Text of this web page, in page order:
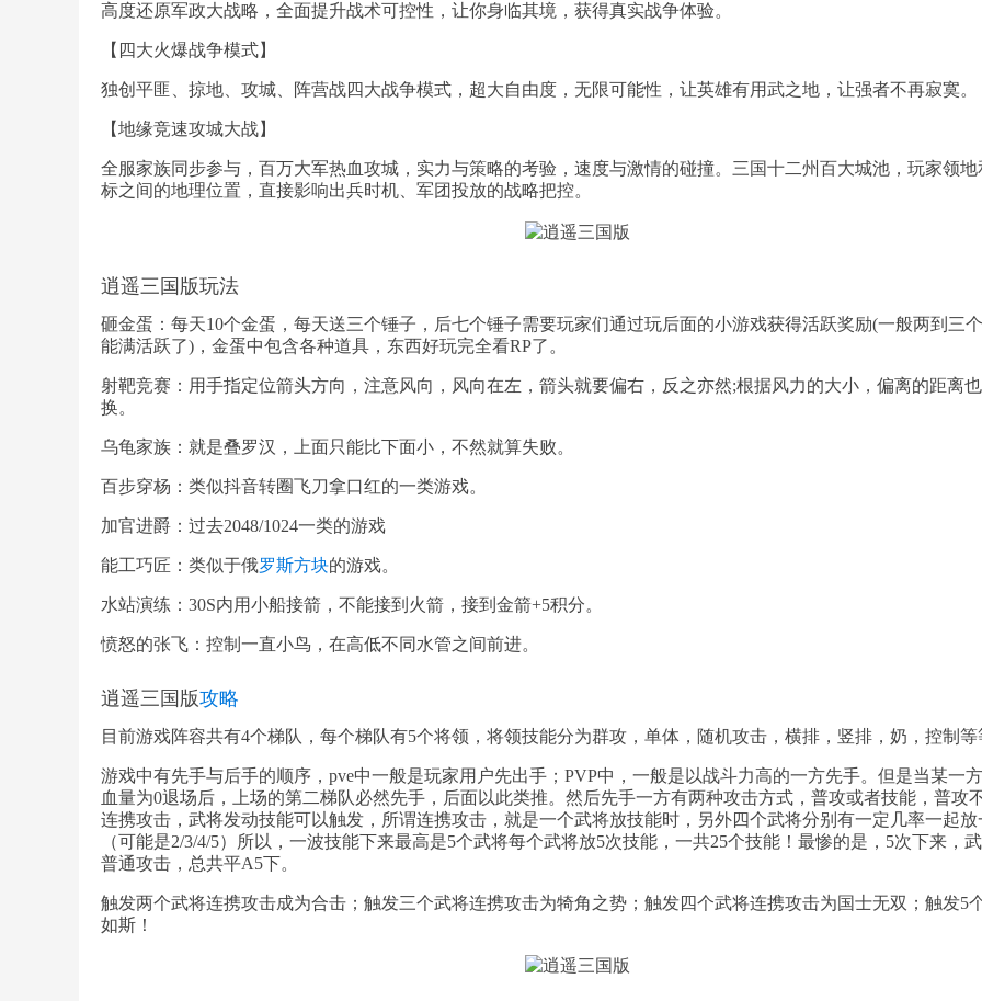
高度还原军政大战略，全面提升战术可控性，让你身临其境，获得真实战争体验。
【四大火爆战争模式】
独创平匪、掠地、攻城、阵营战四大战争模式，超大自由度，无限可能性，让英雄有用武之地，让强者不再寂寞。
【地缘竞速攻城大战】
全服家族同步参与，百万大军热血攻城，实力与策略的考验，速度与激情的碰撞。三国十二州百大城池，玩家领地
标之间的地理位置，直接影响出兵时机、军团投放的战略把控。
逍遥三国版玩法
砸金蛋：每天10个金蛋，每天送三个锤子，后七个锤子需要玩家们通过玩后面的小游戏获得活跃奖励(一般两到三
能满活跃了)，金蛋中包含各种道具，东西好玩完全看RP了。
射靶竞赛：用手指定位箭头方向，注意风向，风向在左，箭头就要偏右，反之亦然;根据风力的大小，偏离的距离
换。
乌龟家族：就是叠罗汉，上面只能比下面小，不然就算失败。
百步穿杨：类似抖音转圈飞刀拿口红的一类游戏。
加官进爵：过去2048/1024一类的游戏
能工巧匠：类似于俄罗斯方块的游戏。
水站演练：30S内用小船接箭，不能接到火箭，接到金箭+5积分。
愤怒的张飞：控制一直小鸟，在高低不同水管之间前进。
逍遥三国版攻略
目前游戏阵容共有4个梯队，每个梯队有5个将领，将领技能分为群攻，单体，随机攻击，横排，竖排，奶，控制等
游戏中有先手与后手的顺序，pve中一般是玩家用户先出手；PVP中，一般是以战斗力高的一方先手。但是当某一
血量为0退场后，上场的第二梯队必然先手，后面以此类推。然后先手一方有两种攻击方式，普攻或者技能，普攻
连携攻击，武将发动技能可以触发，所谓连携攻击，就是一个武将放技能时，另外四个武将分别有一定几率一起放
（可能是2/3/4/5）所以，一波技能下来最高是5个武将每个武将放5次技能，一共25个技能！最惨的是，5次下来，
普通攻击，总共平A5下。
触发两个武将连携攻击成为合击；触发三个武将连携攻击为犄角之势；触发四个武将连携攻击为国士无双；触发5
如斯！